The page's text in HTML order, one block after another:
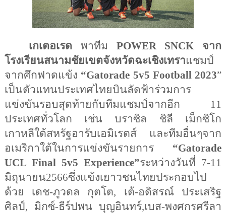
เกเตอเรด พาทีม POWER SNCK
จาก
โรงเรียนสนามชัยเขตจังหวัดฉะเชิงเทราแชมป์
จากศึกฟาดแข้ง “Gatorade 5v5 Football 2023”
เป็นตัวแทนประเทศไทยบินลัดฟ้าร่วมการ
แข่งขันรอบสุดท้ายกับทีมแชมป์จากอีก 11
ประเทศทั่วโลก เช่น บราซิล ชิลี เม็กซิโก
เกาหลีใต้สหรัฐอารับเอมิเรตส์ และทีมอื่นๆจาก
อเมริกาใต้ในการแข่งขันรายการ “Gatorade
UCL Final 5v5 Experience”ระหว่างวันที่ 7-11
มิถุนายน2566ซึ่งแข้งเยาวชนไทยประกอบไป
ด้วย เดช-ภูวดล กุตโต, เต้-อดิสรณ์ ประเสริฐ
ศิลป์, มิกซ์-ธีร์ปพน บุญอินทร์,เบส-พงศกรศรีลา